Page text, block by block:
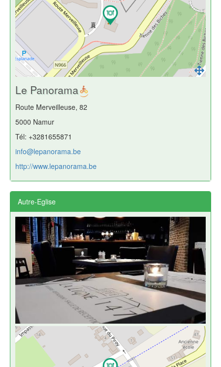
Le Panorama
Route Merveilleuse, 82
5000 Namur
Tél: +3281655871
info@lepanorama.be
http://www.lepanorama.be
Autre-Eglise